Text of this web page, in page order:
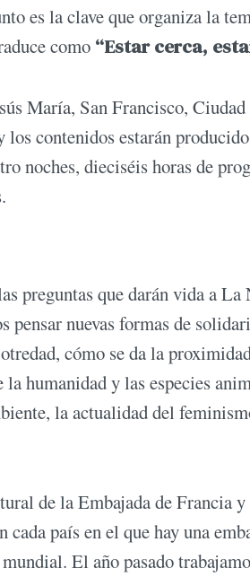
es la clave que organiza la
como “Estar cerca,
María, San Francisco,
contenidos estarán
noches, dieciséis horas de
preguntas que darán vida a La
pensar nuevas formas de
cómo se da la
humanidad y las especies
la actualidad del
de la Embajada de Francia
país en el que hay una
El año pasado